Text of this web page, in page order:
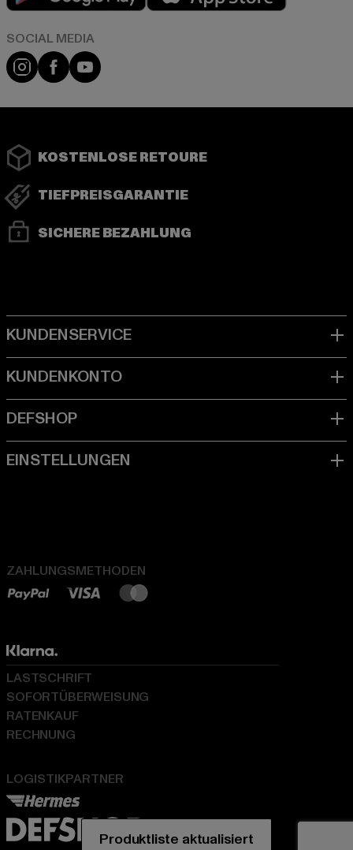
Instagram
FacebookYouTube
KOSTENLOSE RETOURE
TIEFPREISGARANTIE
SICHERE BEZAHLUNG
ZAHLUNGSMETHODEN
LOGISTIKPARTNER
LASTSCHRIFT
SOFORTÜBERWEISUNG
RATENKAUF
RECHNUNG
Produktliste aktualisiert